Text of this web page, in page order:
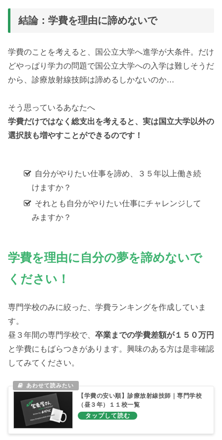
結論：学費を理由に諦めないで
学費のことを考えると、国公立大学へ進学が大条件。だけ
どやっぱり学力の問題で国公立大学への入学は難しそうだ
から、診療放射線技師は諦めるしかないのか…
そう思っているあなたへ
学費だけではなく総支出を考えると、実は国立大学以外の
選択肢も増やすことができるのです！
自分がやりたい仕事を諦め、３５年以上働き続
けますか？
それとも自分がやりたい仕事にチャレンジして
みますか？
学費を理由に自分の夢を諦めないで
ください！
専門学校のみに絞った、学費ランキングを作成していま
す。
昼３年間の専門学校で、 卒業までの学費差額が１５０万円
と学費にもばらつきがあります。興味のある方は是非確認
してみてください。
【学費の安い順】診療放射線技師｜専門学校
（昼３年）１１校一覧